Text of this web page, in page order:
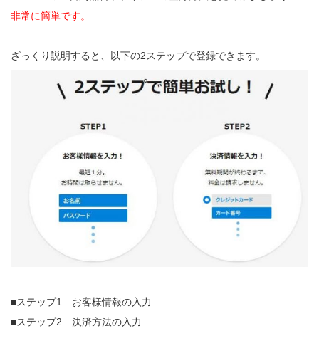
非常に簡単です。
ざっくり説明すると、以下の2ステップで登録できます。
■ステップ1…お客様情報の入力
■ステップ2…決済方法の入力